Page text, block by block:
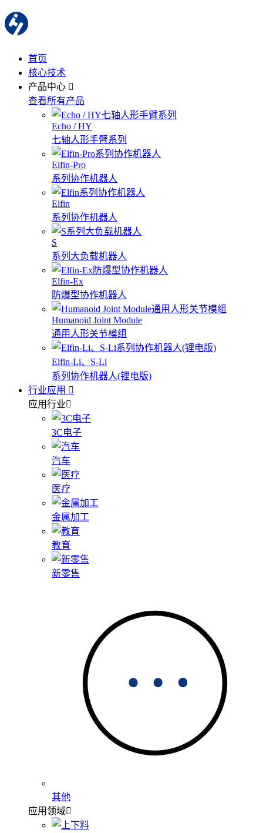
首页
核心技术
产品中心
查看所有产品
Echo / HY
七轴人形手臂系列
Elfin-Pro
系列协作机器人
Elfin
系列协作机器人
S
系列大负载机器人
Elfin-Ex
防爆型协作机器人
Humanoid Joint Module
通用人形关节模组
Elfin-Li、S-Li
系列协作机器人(锂电版)
行业应用
应用行业
3C电子
汽车
医疗
金属加工
教育
新零售
其他
应用领域